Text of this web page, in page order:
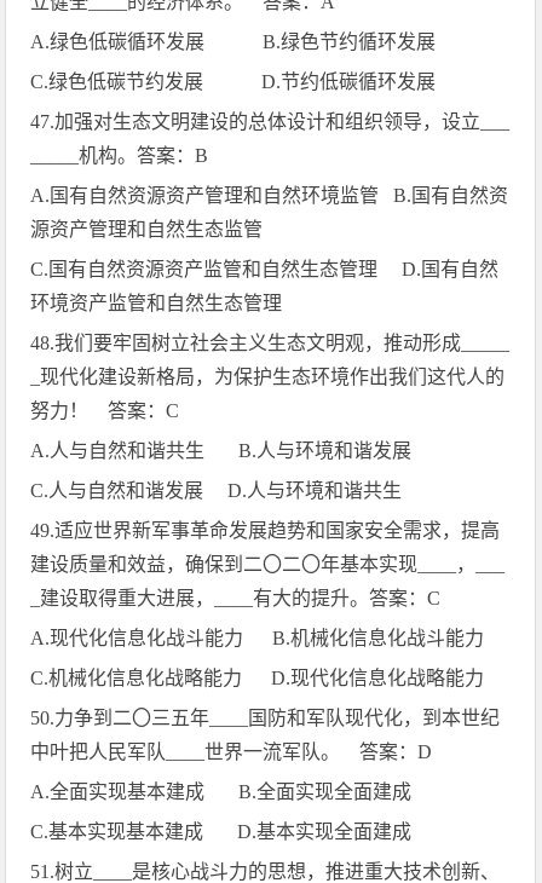
A.绿色低碳循环发展 B.绿色节约循环发展
C.绿色低碳节约发展 D.节约低碳循环发展
47.加强对生态文明建设的总体设计和组织领导，设立
_____机构。答案：B
A. 国有自然资源资产管理和自然环境监管 B. 国有自然资
源资产管理和自然生态监管
C. 国有自然资源资产监管和自然生态管理D. 国有自然
环境资产监管和自然生态管理
48.我们要牢固树立社会主义生态文明观，推动形成
_现代化建设新格局，为保护生态环境作出我们这代人的
努力！ 答案：C
A.人与自然和谐共生 B.人与环境和谐发展
C.人与自然和谐发展 D.人与环境和谐共生
49.适应世界新军事革命发展趋势和国家安全需求，提高
建设质量和效益，确保到二〇二〇年基本实现
，
建设取得重大进展， 有大的提升。答案：C
A.现代化信息化战斗能力 B.机械化信息化战斗能力
C.机械化信息化战略能力 D.现代化信息化战略能力
50.力争到二〇三五年
国防和军队现代化，到本世纪
中叶把人民军队
____世界一流军队。 答案：D
A.全面实现基本建成 B.全面实现全面建成
C.基本实现基本建成 D.基本实现全面建成
51.树立
是核心战斗力的思想，推进重大技术创新、